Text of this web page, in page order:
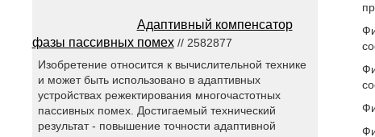
Адаптивный компенсатор
фазы пассивных помех// 2582877
Изобретение относится к вычислительной технике
и может быть использовано в адаптивных
устройствах режектирования многочастотных
пассивных помех. Достигаемый технический
результат - повышение точности адаптивной